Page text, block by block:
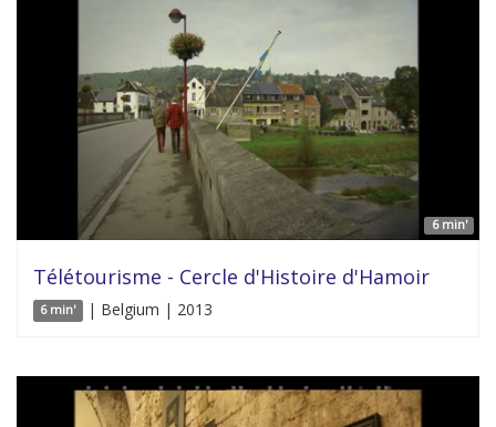
6 min'
Télétourisme - Cercle d'Histoire d'Hamoir
6 min' | Belgium | 2013